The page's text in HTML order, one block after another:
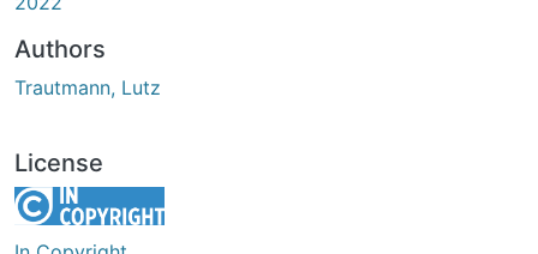
Authors
Trautmann, Lutz
License